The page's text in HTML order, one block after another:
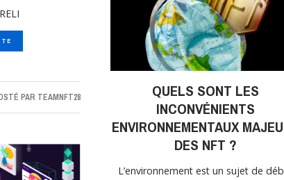
PAR TEAMNFT28
QUELS SONT LES
INCONVÉNIENTS
ENVIRONNEMENTAUX
DES NFT ?
L’environnement est un sujet de